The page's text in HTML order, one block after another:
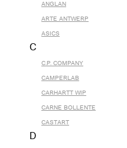
ANGLAN
ARTE ANTWERP
ASICS
C
C.P. COMPANY
CAMPERLAB
CARHARTT WIP
CARNE BOLLENTE
CASTART
D